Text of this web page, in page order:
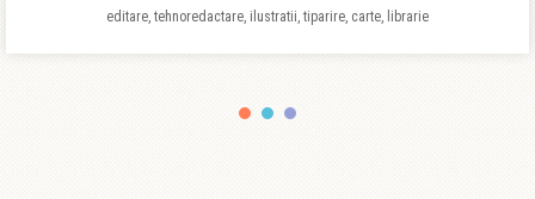
editare, tehnoredactare, ilustratii, tiparire, carte, librarie